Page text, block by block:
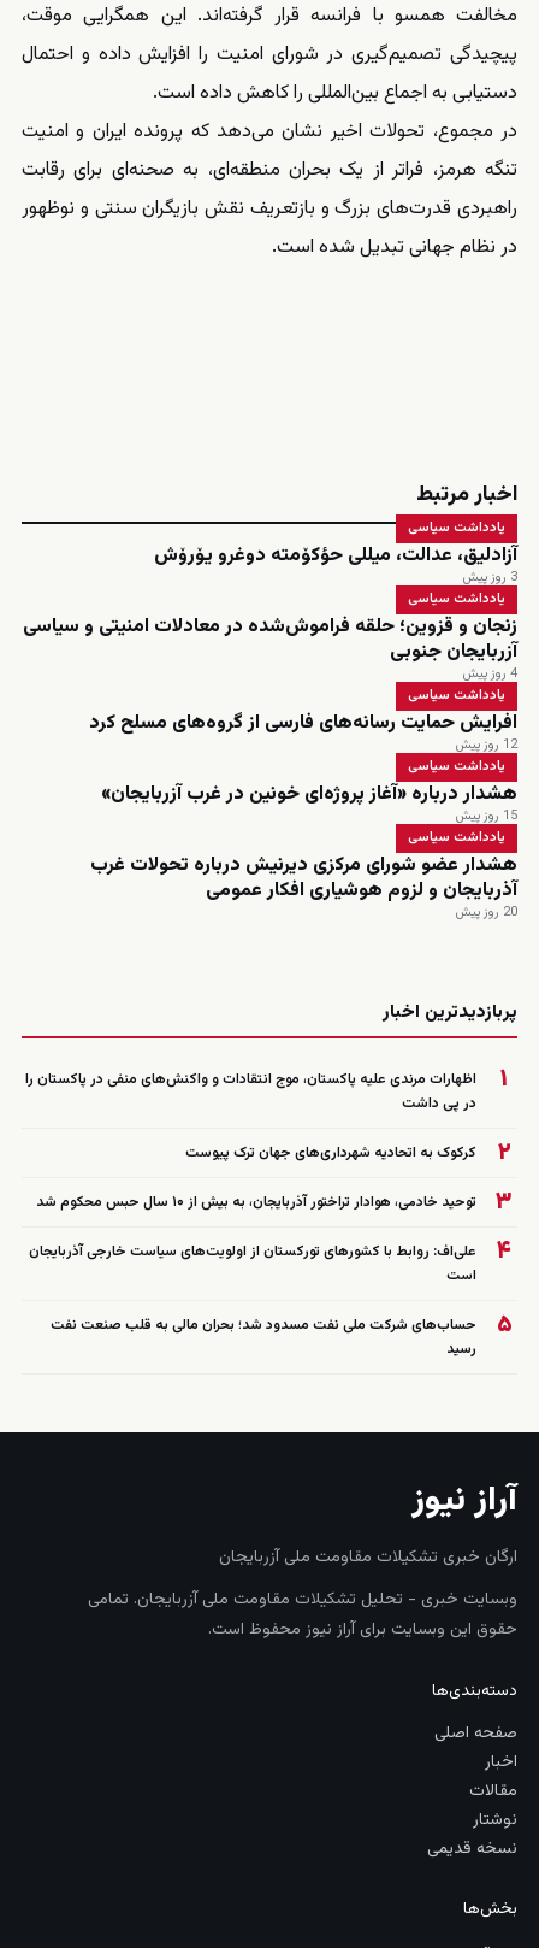
مخالفت همسو با فرانسه قرار گرفته‌اند. این همگرایی موقت،
پیچیدگی تصمیم‌گیری در شورای امنیت را افزایش داده و احتمال
دستیابی به اجماع بین‌المللی را کاهش داده است.
در مجموع، تحولات اخیر نشان می‌دهد که پرونده ایران و امنیت
تنگه هرمز، فراتر از یک بحران منطقه‌ای، به صحنه‌ای برای رقابت
راهبردی قدرت‌های بزرگ و بازتعریف نقش بازیگران سنتی و نوظهور
در نظام جهانی تبدیل شده است.
اخبار مرتبط
یادداشت سیاسی
آزادلیق، عدالت، میللی حؤکۆمته دوغرو یۆرۆش
3 روز پیش
یادداشت سیاسی
زنجان و قزوین؛ حلقه فراموش‌شده در معادلات امنیتی و سیاسی
آزربایجان جنوبی
4 روز پیش
یادداشت سیاسی
افرایش حمایت رسانه‌های فارسی از گروه‌های مسلح کرد
12 روز پیش
یادداشت سیاسی
هشدار درباره «آغاز پروژه‌ای خونین در غرب آزربایجان»
15 روز پیش
یادداشت سیاسی
هشدار عضو شورای مرکزی دیرنیش درباره تحولات غرب
آذربایجان و لزوم هوشیاری افکار عمومی
20 روز پیش
پربازدیدترین اخبار
۱
اظهارات مرندی علیه پاکستان، موج انتقادات و واکنش‌های منفی در پاکستان را
در پی داشت
۲ کرکوک به اتحادیه شهرداری‌های جهان ترک پیوست
۳ توحید خادمی، هوادار تراختور آذربایجان، به بیش از ۱۰ سال حبس محکوم شد
۴
علی‌اف: روابط با کشورهای تورکستان از اولویت‌های سیاست خارجی آذربایجان
است
۵
حساب‌های شرکت ملی نفت مسدود شد؛ بحران مالی به قلب صنعت نفت
رسید
آراز نیوز
ارگان خبری تشکیلات مقاومت ملی آزربایجان
وبسایت خبری - تحلیل تشکیلات مقاومت ملی آزربایجان. تمامی
حقوق این وبسایت برای آراز نیوز محفوظ است.
دسته‌بندی‌ها
صفحه اصلی
اخبار
مقالات
نوشتار
نسخه قدیمی
بخش‌ها